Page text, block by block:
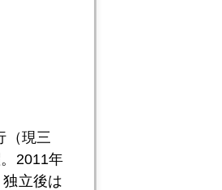
（現三
2011年
立後は